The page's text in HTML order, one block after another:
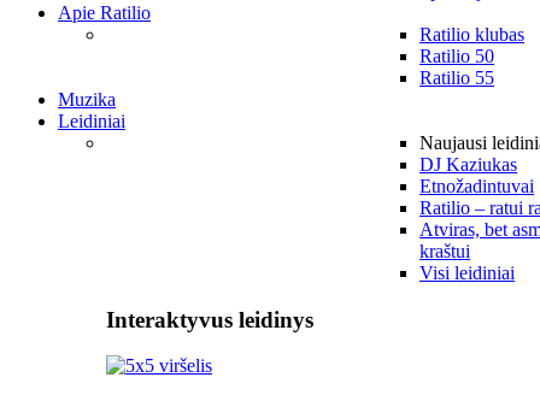
Apie Ratilio
Ratilio klubas
Ratilio 50
Ratilio 55
Muzika
Leidiniai
Naujausi
DJ Kaziukas
Etnožadintuvai
Ratilio – ratui
Atviras, bet
kraštui
Visi leidiniai
Interaktyvus leidinys